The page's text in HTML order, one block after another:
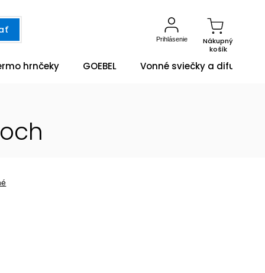
Nákupný
košík
Prihlásenie
hrnčeky GOEBEL Vonné sviečky a difuzéry